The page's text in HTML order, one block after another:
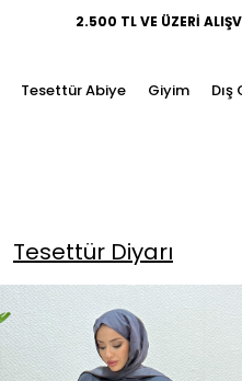
2.500 TL VE ÜZERİ
Tesettür Abiye Giyim Dış
Tesettür Diyarı